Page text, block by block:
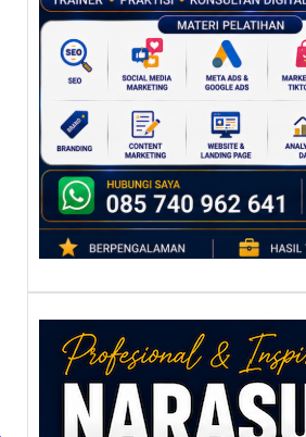
Digital
Perkembangan dunia
industri tidak hanya
mengubah cara
perusahaan
memproduksi barang,…